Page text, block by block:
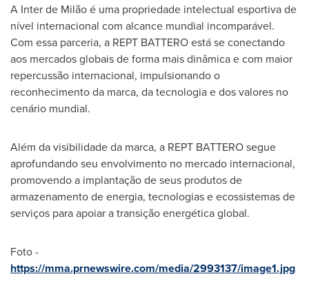
A Inter de Milão é uma propriedade intelectual esportiva de
nível internacional com alcance mundial incomparável.
Com essa parceria, a REPT BATTERO está se conectando
aos mercados globais de forma mais dinâmica e com maior
repercussão internacional, impulsionando o
reconhecimento da marca, da tecnologia e dos valores no
cenário mundial.
Além da visibilidade da marca, a REPT BATTERO segue
aprofundando seu envolvimento no mercado internacional,
promovendo a implantação de seus produtos de
armazenamento de energia, tecnologias e ecossistemas de
serviços para apoiar a transição energética global.
Foto -
https://mma.prnewswire.com/media/2993137/image1.jpg